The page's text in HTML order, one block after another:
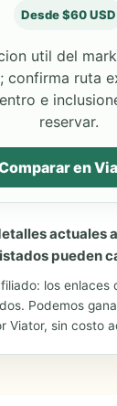
Desde $60 USD
util del
confirma ruta
e
reservar.
en
actuales
pueden
los enlaces
Podemos
Viator, sin costo